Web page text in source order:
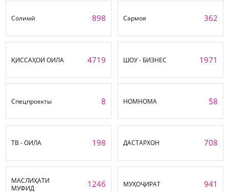
Солимӣ 898 Сармоя 362
ҚИССАҲОИ ОИЛА 4719 ШОУ - БИЗНЕС 1971
Спецпроекты 8 НОМНОМА 58
ТВ - ОИЛА 198 ДАСТАРХОН 708
МАСЛИҲАТИ
МУФИД
1246 МУҲОҶИРАТ 941